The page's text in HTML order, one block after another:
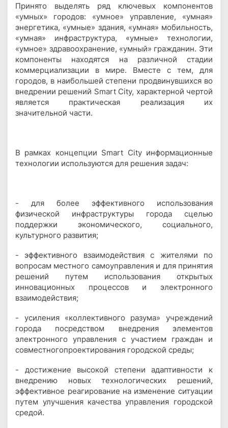
Принято выделять ряд ключевых компонентов
«умных» городов: «умное» управление, «умная»
энергетика, «умные» здания, «умная» мобильность,
«умная» инфраструктура, «умные» технологии,
«умное» здравоохранение, «умный» гражданин. Эти
компоненты находятся на различной стадии
коммерциализации в мире. Вместе с тем, для
городов, в наибольшей степени продвинувшихся во
внедрении решений Smart City, характерной чертой
является практическая реализация их
значительной части.
В рамках концепции Smart City информационные
технологии используются для решения задач:
- для более эффективного использования
физической инфраструктуры города cцелью
поддержки экономического, социального,
культурного развития;
- эффективного взаимодействия с жителями по
вопросам местного самоуправления и для принятия
решений путем использования открытых
инновационных процессов и электронного
взаимодействия;
- усиления «коллективного разума» учреждений
города посредством внедрения элементов
электронного управления с участием граждан и
совместногопроектирования городской среды;
- достижение высокой степени адаптивности к
внедрению новых технологических решений,
эффективное реагирование на изменение ситуации
путем улучшения качества управления городской
средой.